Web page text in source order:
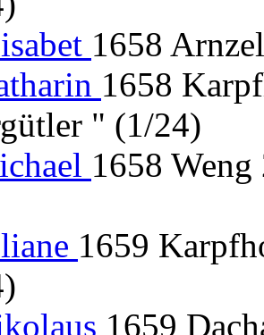
1658
1658
" (1/24)
1658
1659
1659